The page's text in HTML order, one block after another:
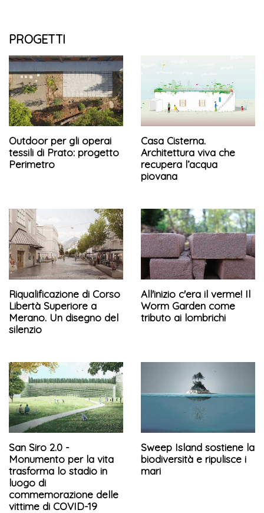
PROGETTI
Outdoor per gli operai
tessili di Prato: progetto
Perimetro
Casa Cisterna.
Architettura viva che
recupera l’acqua
piovana
Riqualificazione di Corso
Libertà Superiore a
Merano. Un disegno del
silenzio
All'inizio c'era il verme! Il
Worm Garden come
tributo ai lombrichi
San Siro 2.0 -
Monumento per la vita
trasforma lo stadio in
luogo di
commemorazione delle
vittime di COVID-19
Sweep Island sostiene la
biodiversità e ripulisce i
mari